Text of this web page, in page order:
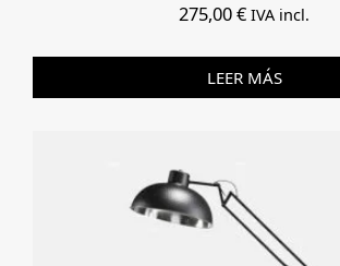
275,00€ IVA incl.
LEER MÁS